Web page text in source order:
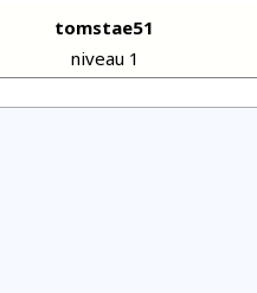
tomstae51
niveau 1